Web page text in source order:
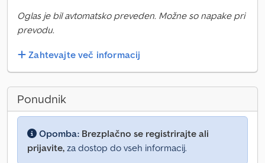
Oglas je bil avtomatsko preveden. Možne so napake pri
prevodu.
Zahtevajte več informacij
Ponudnik
Opomba: Brezplačno se registrirajte ali
prijavite, za dostop do vseh informacij.